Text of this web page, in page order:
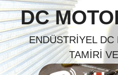
DC
ENDÜSTRIYEL
TAMIRI